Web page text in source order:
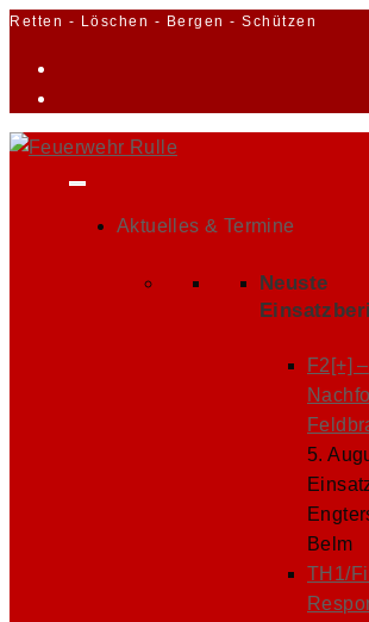
Zum
Retten - Löschen - Bergen - Schützen
Aktuelles & Termine
Neuste
F2[+] –
5.
Belm
TH1/